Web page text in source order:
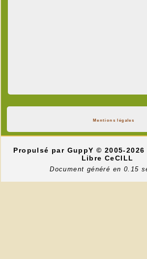
Mentions légales
Propulsé par GuppY© 2005-2026
Libre CeCILL
Document généré en 0.15